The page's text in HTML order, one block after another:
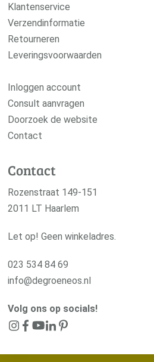
Klantenservice
Verzendinformatie
Retourneren
Leveringsvoorwaarden
Inloggen account
Consult aanvragen
Doorzoek de website
Contact
Contact
Rozenstraat 149-151
2011 LT Haarlem
Let op! Geen winkeladres.
023 534 84 69
info@degroeneos.nl
Volg ons op socials!